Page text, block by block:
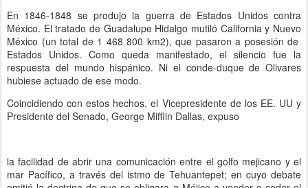
En 1846-1848 se produjo la guerra de Estados Unidos contra
México. El tratado de Guadalupe Hidalgo mutiló California y Nuevo
México (un total de 1 468 800 km2), que pasaron a posesión de
Estados Unidos. Como queda manifestado, el silencio fue la
respuesta del mundo hispánico. Ni el conde-duque de Olivares
hubiese actuado de ese modo.
Coincidiendo con estos hechos, el Vicepresidente de los EE. UU y
Presidente del Senado, George Mifflin Dallas, expuso
la facilidad de abrir una comunicación entre el golfo mejicano y el
mar Pacífico, a través del istmo de Tehuantepet; en cuyo debate